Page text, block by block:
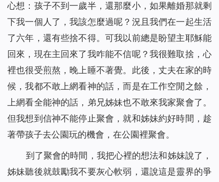
心想：孩子不到一歲半，還那麼小，如果離婚那就剩
下我一個人了，我該怎麼過呢？況且我們在一起生活
了六年，還有些捨不得。可我以前總是盼望主耶穌能
回來，現在主回來了我咋能不信呢？我很難取捨，心
裡也很受煎熬，晚上睡不著覺。此後，丈夫在家的時
候，我都不敢上網看神的話，而是在工作空閒之餘，
上網看全能神的話，弟兄姊妹也不敢來我家聚會了。
但我想到信神不能停止聚會，就和姊妹約好時間，趁
著帶孩子去公園玩的機會，在公園裡聚會。
到了聚會的時間，我把心裡的想法和姊妹說了，
姊妹聽後就鼓勵我不要灰心軟弱，還說這是靈界的爭